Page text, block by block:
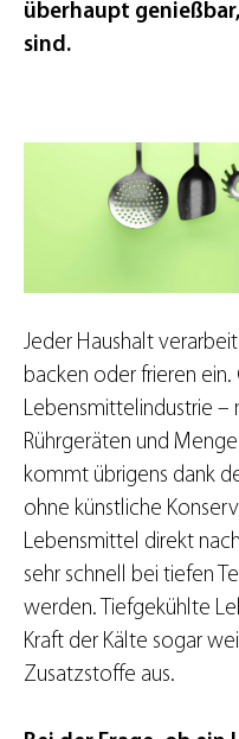
überhaupt
sind.
Jeder Haushalt
backen oder frieren ein.
Lebensmittelindustrie –
Rührgeräten und
kommt übrigens dank
ohne künstliche
Lebensmittel direkt
sehr schnell bei tiefen
werden. Tiefgekühlte
Kraft der Kälte sogar
Zusatzstoffe aus.